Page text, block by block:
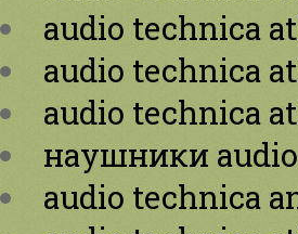
audio technica
audio technica
audio technica
наушники
audio technica